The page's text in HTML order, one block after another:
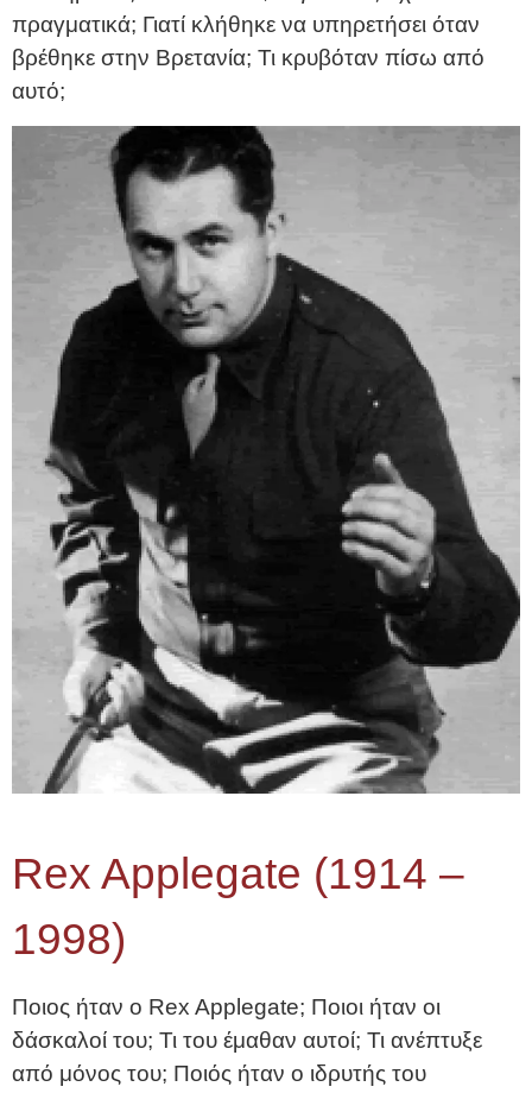
πραγματικά; Γιατί κλήθηκε να υπηρετήσει όταν
βρέθηκε στην Βρετανία; Τι κρυβόταν πίσω από
αυτό;
Rex Applegate (1914 –
1998)
Ποιος ήταν ο Rex Applegate; Ποιοι ήταν οι
δάσκαλοί του; Τι του έμαθαν αυτοί; Τι ανέπτυξε
από μόνος του; Ποιός ήταν ο ιδρυτής του